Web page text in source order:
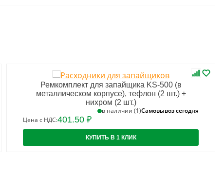
Ремкомплект для запайщика KS-500 (в
металлическом корпусе), тефлон (2 шт.) +
нихром (2 шт.)
в наличии (1)Самовывоз сегодня
Цена с НДС:401.50 ₽
КУПИТЬ В 1 КЛИК